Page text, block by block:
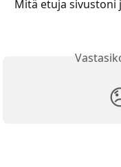
Mitä etuja sivustoni